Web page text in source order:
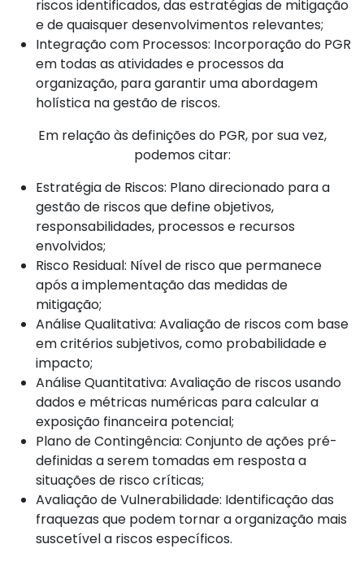
riscos identificados, das estratégias de mitigação
e de quaisquer desenvolvimentos relevantes;
Integração com Processos: Incorporação do PGR
em todas as atividades e processos da
organização, para garantir uma abordagem
holística na gestão de riscos.
Em relação às definições do PGR, por sua vez,
podemos citar:
Estratégia de Riscos: Plano direcionado para a
gestão de riscos que define objetivos,
responsabilidades, processos e recursos
envolvidos;
Risco Residual: Nível de risco que permanece
após a implementação das medidas de
mitigação;
Análise Qualitativa: Avaliação de riscos com base
em critérios subjetivos, como probabilidade e
impacto;
Análise Quantitativa: Avaliação de riscos usando
dados e métricas numéricas para calcular a
exposição financeira potencial;
Plano de Contingência: Conjunto de ações pré-
definidas a serem tomadas em resposta a
situações de risco críticas;
Avaliação de Vulnerabilidade: Identificação das
fraquezas que podem tornar a organização mais
suscetível a riscos específicos.